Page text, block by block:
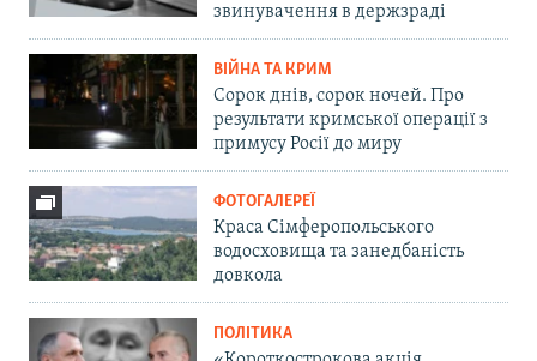
звинувачення в держзраді
ВІЙНА ТА КРИМ
Сорок днів, сорок ночей. Про
результати кримської операції з
примусу Росії до миру
ФОТОГАЛЕРЕЇ
Краса Сімферопольського
водосховища та занедбаність
довкола
ПОЛІТИКА